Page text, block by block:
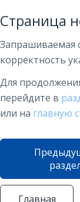
Страница
Запрашиваемая
корректность
Для
перейдите в
или на главную
Главная